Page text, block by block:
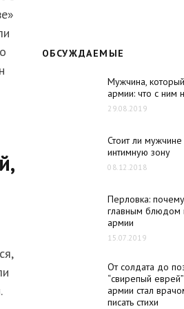
ОБСУЖДАЕМЫЕ
Мужчина,
армии: что с ним
29.08.2019
Стоит ли мужчине
интимную зону
08.12.2018
Перловка:
главным блюдом
армии
15.07.2019
От солдата до
“свирепый
армии стал
писать стихи